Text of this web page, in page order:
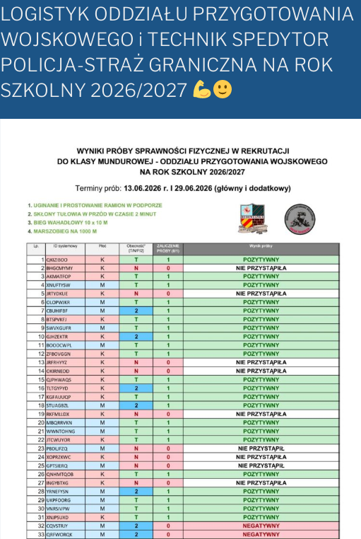
LOGISTYK ODDZIAŁU PRZYGOTOWANIA
WOJSKOWEGO i TECHNIK SPEDYTOR
POLICJA-STRAŻ GRANICZNA NA ROK
SZKOLNY 2026/2027